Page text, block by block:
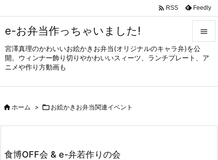
e-お弁当作っちゃいました!
宮澤真理のかわいいお絵かきお弁当(オリジナルのキャラ弁)を公
開。ウィンナー飾り切りやかわいいスィーツ、ランチプレート、ア
ニメや作り方動画も


メニュ
サイド

 RSS Feedly
ホーム > お絵かきお弁当関連イベント
食博OFF会 & e-弁若作りの会